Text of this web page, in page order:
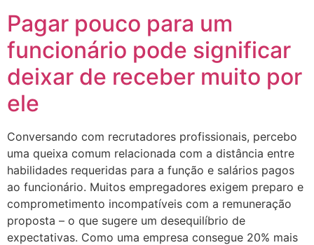
Pagar pouco para um
funcionário pode significar
deixar de receber muito por
ele
Conversando com recrutadores profissionais, percebo
uma queixa comum relacionada com a distância entre
habilidades requeridas para a função e salários pagos
ao funcionário. Muitos empregadores exigem preparo e
comprometimento incompatíveis com a remuneração
proposta – o que sugere um desequilíbrio de
expectativas. Como uma empresa consegue 20% mais